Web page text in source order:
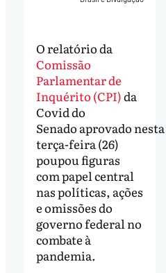
O relatório da
Comissão
Parlamentar de
Inquérito (CPI)da
Covid do
Senado aprovado nesta
terça-feira (26)
poupou figuras
com papel central
nas políticas, ações
e omissões do
governo federal no
combate à
pandemia.